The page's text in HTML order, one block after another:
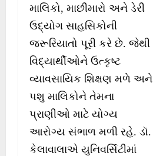
માલિકો, માછીમારો અને ડેરી
ઉદ્યોગ સાહસિકોની
જરૂરિયાતો પૂરી કરે છે. જેથી
વિદ્યાર્થીઓને ઉત્કૃષ્ટ
વ્યાવસાયિક શિક્ષણ મળે અને
પશુ માલિકોને તેમના
પ્રાણીઓ માટે યોગ્ય
આરોગ્ય સંભાળ મળી રહે. ડૉ.
કેલાવાલાએ યુનિવર્સિટીમાં